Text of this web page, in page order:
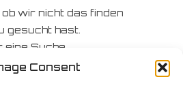
Consent
wir nicht das finden
gesucht hast.
Suche.